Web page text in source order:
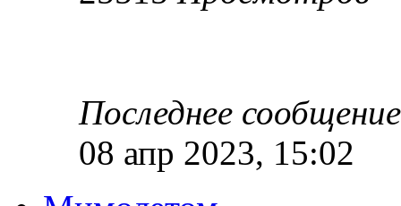
Последнее
08 апр 2023, 15:02